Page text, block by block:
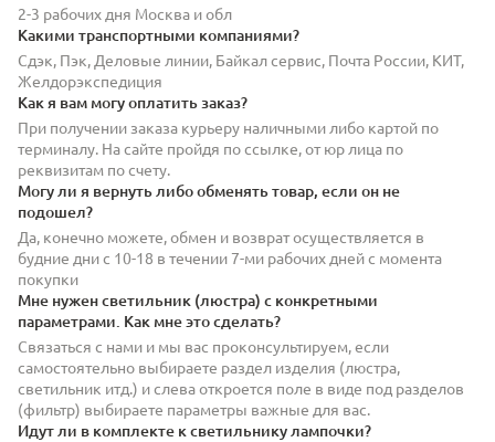
2-3 рабочих дня Москва и обл
Какими транспортными компаниями?
Сдэк, Пэк, Деловые линии, Байкал сервис, Почта России, КИТ,
Желдорэкспедиция
Как я вам могу оплатить заказ?
При получении заказа курьеру наличными либо картой по
терминалу. На сайте пройдя по ссылке, от юр лица по
реквизитам по счету.
Могу ли я вернуть либо обменять товар, если он не
подошел?
Да, конечно можете, обмен и возврат осуществляется в
будние дни с 10-18 в течении 7-ми рабочих дней с момента
покупки
Мне нужен светильник (люстра) с конкретными
параметрами. Как мне это сделать?
Связаться с нами и мы вас проконсультируем, если
самостоятельно выбираете раздел изделия (люстра,
светильник итд.) и слева откроется поле в виде под разделов
(фильтр) выбираете параметры важные для вас.
Идут ли в комплекте к светильнику лампочки?